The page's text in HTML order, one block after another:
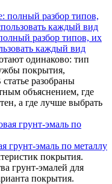
разбор типов, их
каждый вид
одинаково: тип
покрытия,
разобраны
объяснением, где
а где лучше выбрать
грунт-эмаль по металлу
покрытия.
грунт-эмалей для
покрытия.